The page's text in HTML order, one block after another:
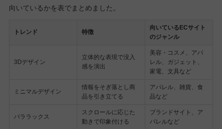
向いているかを表でまとめました。
トレンド 特徴
向いているECサイト
のジャンル
3Dデザイン
立体的な表現で没入
感を演出
美容・コスメ、アパ
レル、ガジェット、
家電、文具など
ミニマルデザイン
情報をそぎ落とし商
品を引き立てる
アパレル、雑貨、食
品など
パララックス
スクロールに応じた
動きで印象付ける
ブランドサイト、ア
パレルなど